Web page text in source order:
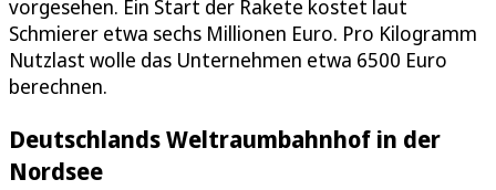
vorgesehen. Ein Start der Rakete kostet laut
Schmierer etwa sechs Millionen Euro. Pro Kilogramm
Nutzlast wolle das Unternehmen etwa 6500 Euro
berechnen.
Deutschlands Weltraumbahnhof in der
Nordsee